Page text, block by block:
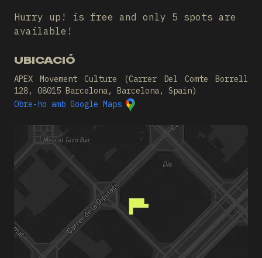
Hurry up! is free and only 5 spots are
available!
UBICACIÓ
APEX Movement Culture (Carrer Del Comte Borrell
128, 08015 Barcelona, Barcelona, Spain)
Obre-ho amb Google Maps